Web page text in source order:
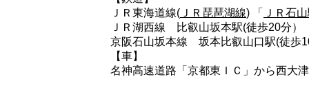
ＪＲ東海道線( ＪＲ琵琶湖線) 「
ＪＲ石
ＪＲ湖西線 比叡山坂本駅(徒歩20分）
京阪石山坂本線 坂本比叡山口駅(徒歩
【車】
名神高速道路「京都東ＩＣ」から西大